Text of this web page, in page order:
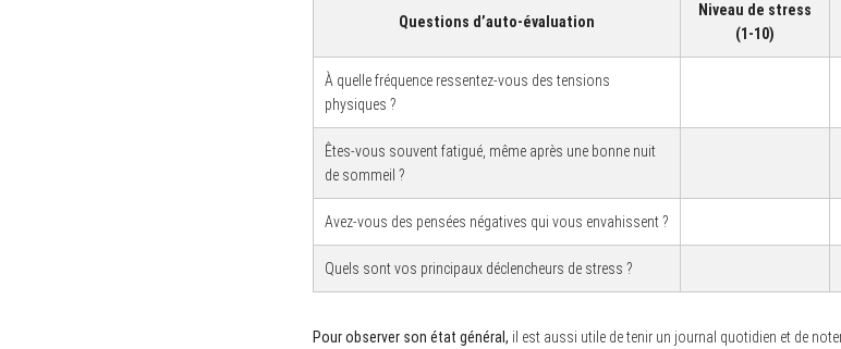
Questions d’auto-évaluation
Niveau de stress
(1-10)
À quelle fréquence ressentez-vous des tensions
physiques ?
Êtes-vous souvent fatigué, même après une bonne nuit
de sommeil ?
Avez-vous des pensées négatives qui vous envahissent ?
Quels sont vos principaux déclencheurs de stress ?
Pour observer son état général, il est aussi utile de tenir un journal quotidien et de